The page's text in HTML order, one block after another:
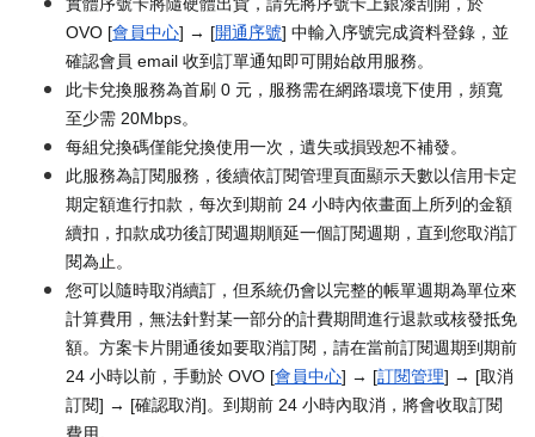
OVO [會員中心] → [開通序號] 中輸入序號完成資料登錄，並
確認會員 email 收到訂單通知即可開始啟用服務。
此卡兌換服務為首刷 0 元，服務需在網路環境下使用，頻寬
至少需 20Mbps。
每組兌換碼僅能兌換使用一次，遺失或損毀恕不補發。
此服務為訂閱服務，後續依訂閱管理頁面顯示天數以信用卡定
期定額進行扣款，每次到期前 24 小時內依畫面上所列的金額
續扣，扣款成功後訂閱週期順延一個訂閱週期，直到您取消訂
閱為止。
您可以隨時取消續訂，但系統仍會以完整的帳單週期為單位來
計算費用，無法針對某一部分的計費期間進行退款或核發抵免
額。方案卡片開通後如要取消訂閱，請在當前訂閱週期到期前
24 小時以前，手動於 OVO [會員中心] → [訂閱管理] → [取消
訂閱] → [確認取消]。到期前 24 小時內取消，將會收取訂閱
費用。